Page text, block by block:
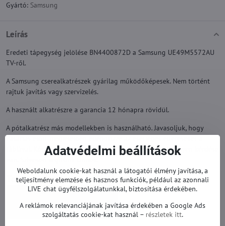
Gyártó: Samsung
Leírás
Eredeti tápegység jelölése BN4400872D a Samsung UE49M5572AU
TV-ről.
A Samsung cserealkatrészek gyárilag működőképesek. Nem történt
rajtuk javítás vagy szervizelés.
A használt alkatrészre a garancia 12 hónapra rövidül.
A pótalkatrész más modellekben is használható. Javasoljuk, hogy
vásárlás előtt megfelelően ellenőrizze az esetleges eltéréseket a
táblával. Kérjük, vegye fel velünk a kapcsolatot, ha bármilyen kérdése
Továbbiak a kategóriából
Pótalkatrészek | Samsung TV
Tápegységek | Samsung TV
Adatvédelmi beállítások
Weboldalunk cookie-kat használ a látogatói élmény javítása, a
teljesítmény elemzése és hasznos funkciók, például az azonnali
LIVE chat ügyfélszolgálatunkkal, biztosítása érdekében.
A reklámok relevanciájának javítása érdekében a Google Ads
szolgáltatás cookie-kat használ – részletek itt.